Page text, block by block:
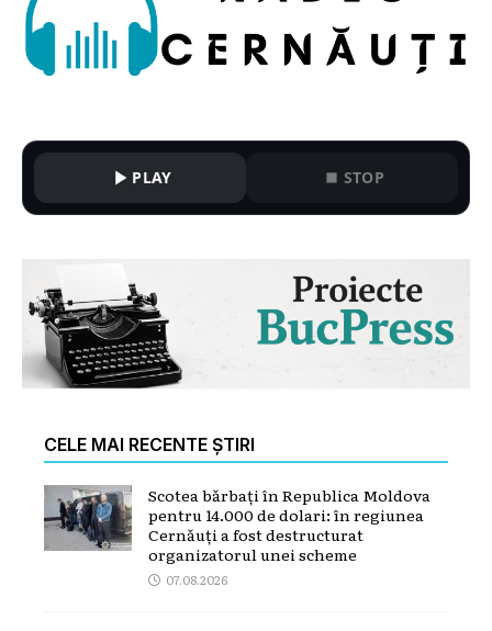
PLAY STOP
CELE MAI RECENTE ȘTIRI
Scotea bărbați în Republica Moldova
pentru 14.000 de dolari: în regiunea
Cernăuți a fost destructurat
organizatorul unei scheme
07.08.2026